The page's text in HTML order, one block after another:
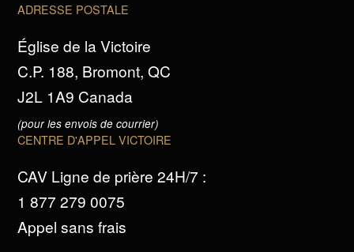
ADRESSE POSTALE
Église de la Victoire
C.P. 188, Bromont, QC
J2L 1A9 Canada
(pour les envois de courrier)
CENTRE D'APPEL VICTOIRE
CAV Ligne de prière 24H/7 :
1 877 279 0075
Appel sans frais